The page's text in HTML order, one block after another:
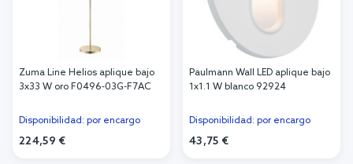
Zuma Line Helios aplique bajo
3x33 W oro F0496-03G-F7AC
Disponibilidad: por encargo
224,59 €
Paulmann Wall LED aplique bajo
1x1.1 W blanco 92924
Disponibilidad: por encargo
43,75 €